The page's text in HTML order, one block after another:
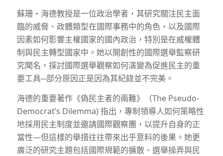
蘇珊・海德教授是一位政治學者，其研究關注民主面
臨的威脅、政體類型在國際事務中的角色，以及國際
因素如何影響主權國家的國內政治，特別是在威權體
制與民主轉型國家中。她以開創性的國際選舉監察研
究聞名，探討國際選舉觀察如何演變為促進民主的重
要工具─部分原因正是因為其紀錄並不完美。
海德的重要著作《偽民主者的兩難》（The Pseudo-
Democrat’s Dilemma) 指出，專制領導人如何策略性
地採用民主制度並邀請國際觀察團，以提升自身的正
當性—但這樣的舉措往往帶來出乎意料的後果。她更
廣泛的研究主題包括國際規範的擴散、選舉操弄與民